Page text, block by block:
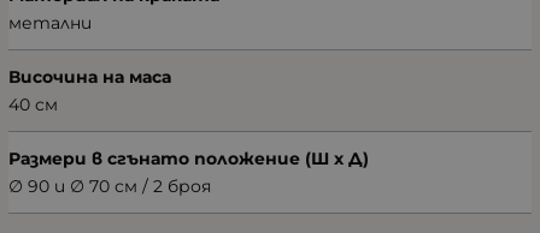
метални
Височина на маса
40 см
Размери в сгънато положение (Ш х Д)
∅ 90 и ∅ 70 см / 2 броя